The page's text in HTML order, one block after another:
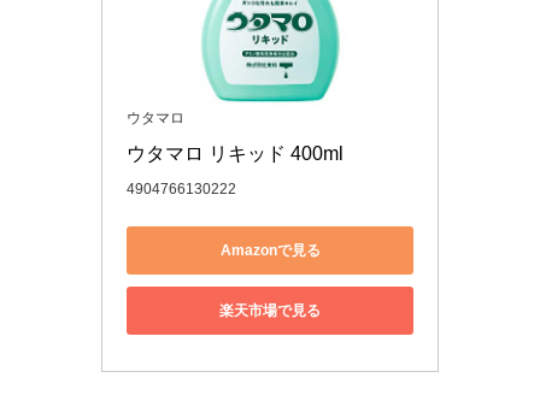
ウタマロ
ウタマロ リキッド 400ml
4904766130222
Amazonで見る
楽天市場で見る